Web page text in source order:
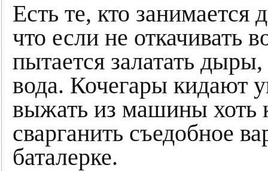
Есть те, кто
что если не откачивать
пытается залатать
вода. Кочегары кидают
выжать из машины хоть
сварганить съедобное
баталерке.